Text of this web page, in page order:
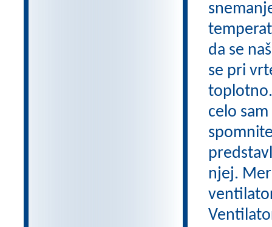
da se
se pri
toplotno.
celo
njej.